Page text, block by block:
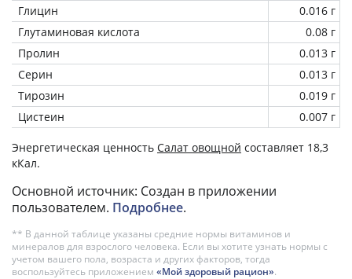
Глицин
0.016 г
Глутаминовая кислота
0.08 г
Пролин
0.013 г
Серин
0.013 г
Тирозин
0.019 г
Цистеин
0.007 г
Энергетическая ценность Салат овощной составляет 18,3
кКал.
Основной источник: Создан в приложении
пользователем. Подробнее.
** В данной таблице указаны средние нормы витаминов и
минералов для взрослого человека. Если вы хотите узнать нормы с
учетом вашего пола, возраста и других факторов, тогда
воспользуйтесь приложением «Мой здоровый рацион».